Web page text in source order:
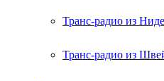
Транс-радио из
Транс-радио из